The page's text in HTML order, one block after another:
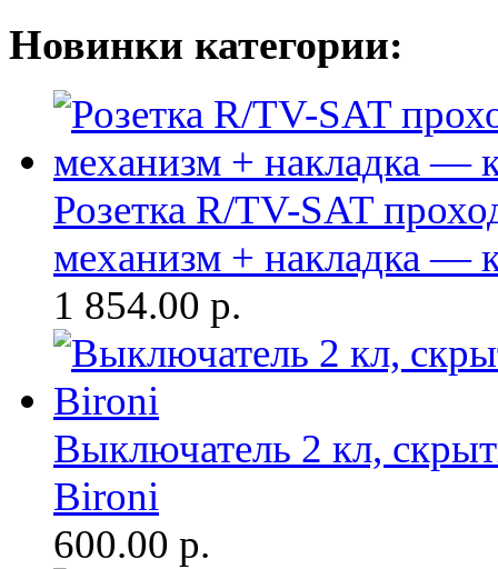
Новинки категории:
Розетка R/TV-SAT
механизм + накладка —
1 854.00 р.
Выключатель 2 кл,
Bironi
600.00 р.